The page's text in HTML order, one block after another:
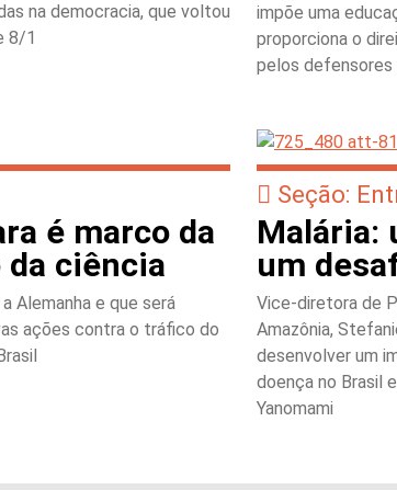
na democracia, que voltou
8/1
impõe uma
proporciona o
pelos defensores
é marco da
da ciência
Alemanha e que será
ações contra o tráfico do
Seção:
Malária:
um
Vice-diretora de
Amazônia,
desenvolver um
doença no Brasil
Yanomami